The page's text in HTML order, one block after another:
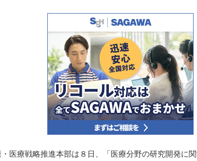
医療戦略推進本部は８日、「医療分野の研究開発に